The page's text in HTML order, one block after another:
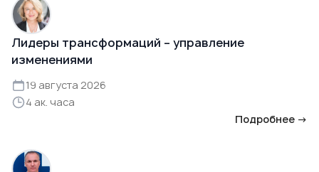
Лидеры трансформаций – управление
изменениями
19 августа 2026
4 ак. часа
Подробнее →